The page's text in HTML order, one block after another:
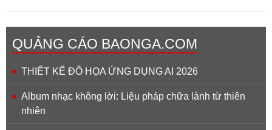
QUẢNG CÁO BAONGA.COM
THIẾT KẾ ĐỒ HỌA ỨNG DỤNG AI 2026
Album nhạc không lời: Liệu pháp chữa lành từ thiên
nhiên